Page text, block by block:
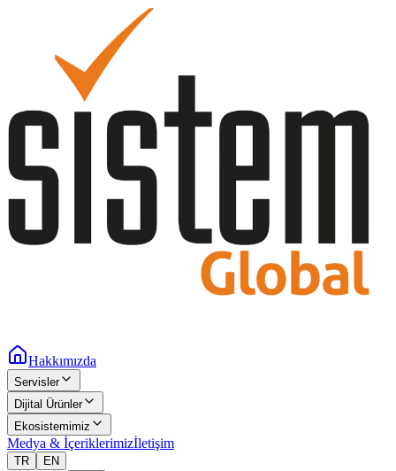
Hakkımızda
Servisler
Dijital Ürünler
Ekosistemimiz
Medya & İçeriklerimizİletişim
TR EN